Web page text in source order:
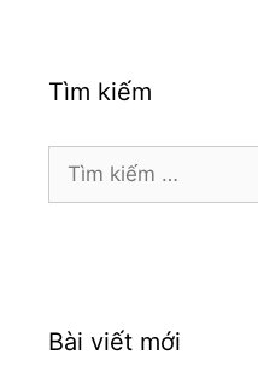
Tìm kiếm
Tìm
Bài viết mới